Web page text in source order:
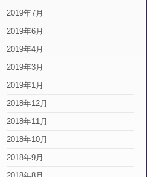
2019年7月
2019年6月
2019年4月
2019年3月
2019年1月
2018年12月
2018年11月
2018年10月
2018年9月